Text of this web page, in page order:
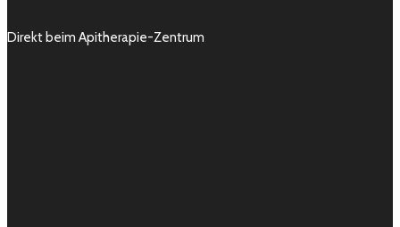
Direkt beim Apitherapie-Zentrum